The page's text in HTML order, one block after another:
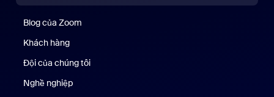
Blog của Zoom
Khách hàng
Đội của chúng tôi
Nghề nghiệp